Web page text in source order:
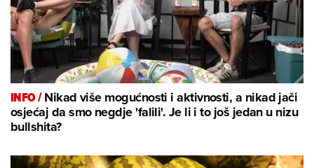
INFO /Nikad više mogućnosti i aktivnosti, a nikad jači
osjećaj da smo negdje 'falili'. Je li i to još jedan u nizu
bullshita?